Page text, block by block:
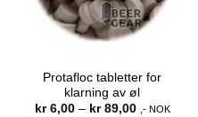
Protafloc tabletter for
klarning av øl
kr6,00 – kr89,00Prisområde:
,- NOK